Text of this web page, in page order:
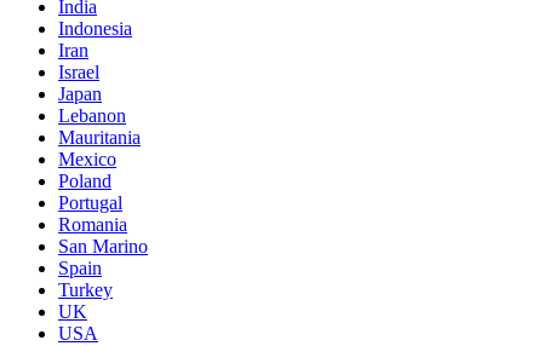
India
Indonesia
Iran
Israel
Japan
Lebanon
Mauritania
Mexico
Poland
Portugal
Romania
San Marino
Spain
Turkey
UK
USA